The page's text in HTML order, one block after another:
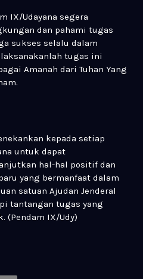
IX/Udayana segera
dan pahami tugas
sukses selalu dalam
tugas ini
Amanah dari Tuhan Yang
kepada setiap
untuk dapat
hal-hal positif dan
yang bermanfaat dalam
satuan Ajudan Jenderal
tantangan tugas yang
(Pendam IX/Udy)